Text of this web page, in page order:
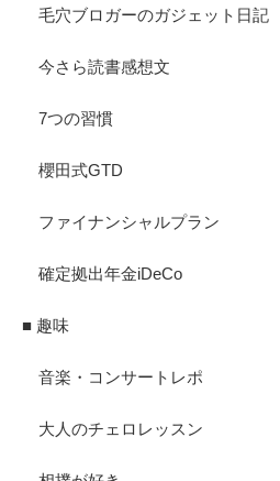
毛穴ブロガーのガジェット日記
今さら読書感想文
7つの習慣
櫻田式GTD
ファイナンシャルプラン
確定拠出年金iDeCo
■ 趣味
音楽・コンサートレポ
大人のチェロレッスン